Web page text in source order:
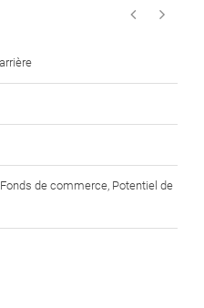
Fonds de commerce, Potentiel de